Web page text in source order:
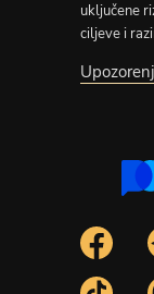
uključene
ciljeve i